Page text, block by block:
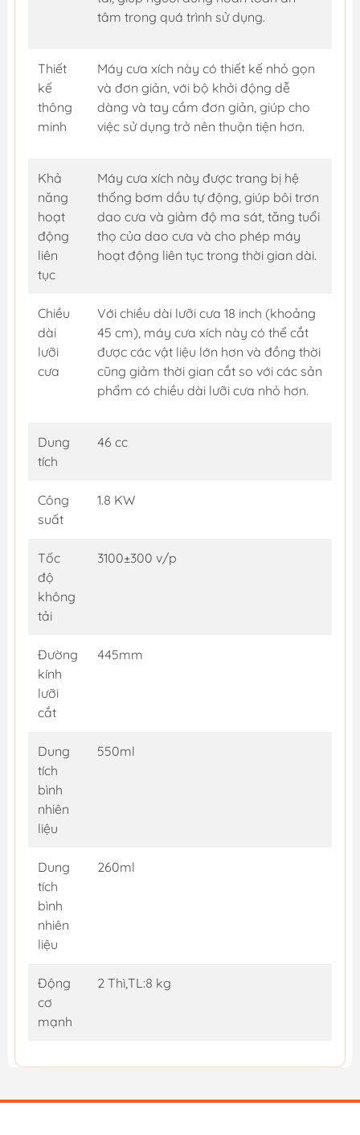
tâm trong quá trình sử dụng.
Thiết
kế
thông
minh
Máy cưa xích này có thiết kế nhỏ gọn
và đơn giản, với bộ khởi động dễ
dàng và tay cầm đơn giản, giúp cho
việc sử dụng trở nên thuận tiện hơn.
Khả
năng
hoạt
động
liên
tục
Máy cưa xích này được trang bị hệ
thống bơm dầu tự động, giúp bôi trơn
dao cưa và giảm độ ma sát, tăng tuổi
thọ của dao cưa và cho phép máy
hoạt động liên tục trong thời gian dài.
Chiều
dài
lưỡi
cưa
Với chiều dài lưỡi cưa 18 inch (khoảng
45 cm), máy cưa xích này có thể cắt
được các vật liệu lớn hơn và đồng thời
cũng giảm thời gian cắt so với các sản
phẩm có chiều dài lưỡi cưa nhỏ hơn.
Dung
tích
46 cc
Công
suất
1.8 KW
Tốc
độ
không
tải
3100±300 v/p
Đường
kính
lưỡi
cắt
445mm
Dung
tích
bình
nhiên
liệu
550ml
Dung
tích
bình
nhiên
liệu
260ml
Động
cơ
mạnh
2 Thì,TL:8 kg